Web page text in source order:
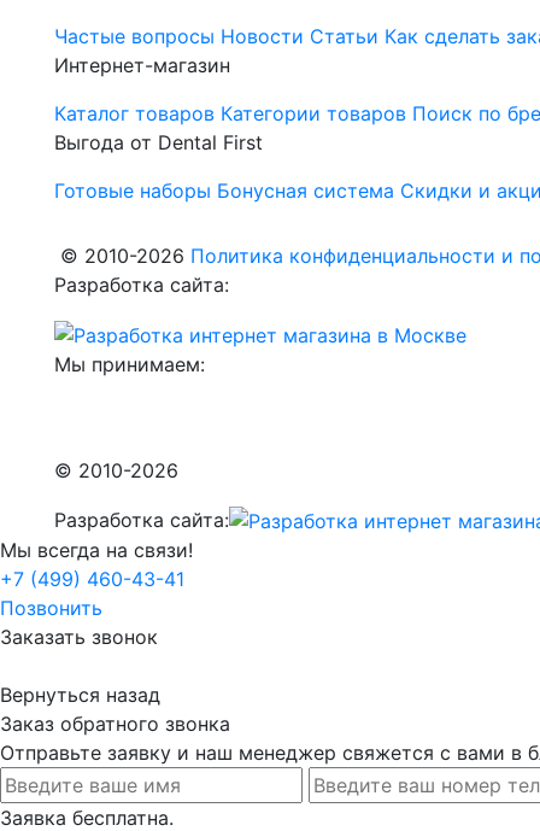
Частые вопросы Новости Статьи Как сделать
Интернет-магазин
Каталог товаров Категории товаров Поиск по
Выгода от Dental First
Готовые наборы Бонусная система Скидки и
© 2010-2026 Политика конфиденциальности и
Разработка сайта:
Мы принимаем:
© 2010-2026
Разработка сайта:
Мы всегда на связи!
+7 (499) 460-43-41
Позвонить
Заказать звонок
Вернуться назад
Заказ обратного звонка
Отправьте заявку и наш менеджер свяжется с вами в
Заявка бесплатна.